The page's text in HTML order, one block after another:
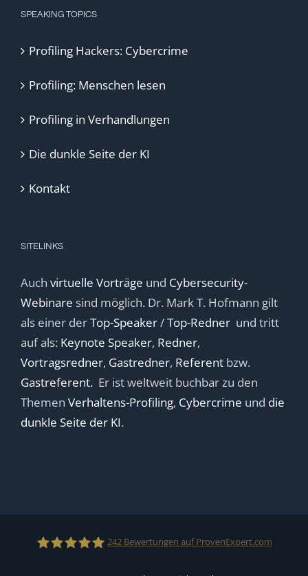
SPEAKING TOPICS
Profiling Hackers: Cybercrime
Profiling: Menschen lesen
Profiling in Verhandlungen
Die dunkle Seite der KI
Kontakt
SITELINKS
Auch virtuelle Vorträge und Cybersecurity-
Webinare sind möglich. Dr. Mark T. Hofmann gilt
als einer derTop-Speaker/Top-Redner und tritt
auf als: Keynote Speaker, Redner,
Vortragsredner, Gastredner, Referent bzw.
Gastreferent. Er ist weltweit buchbar zu den
Themen Verhaltens-Profiling, Cybercrime und die
dunkle Seite der KI.
242 Bewertungen auf ProvenExpert.com